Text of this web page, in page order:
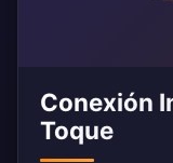
Conexión
Toque